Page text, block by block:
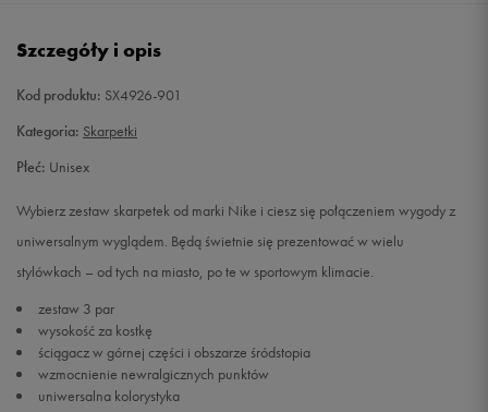
46-50
Szczegóły i opis
Kod produktu: SX4926-901
Kategoria: Skarpetki
Płeć: Unisex
Wybierz zestaw skarpetek od marki Nike i ciesz się połączeniem wygody z
uniwersalnym wyglądem. Będą świetnie się prezentować w wielu
stylówkach – od tych na miasto, po te w sportowym klimacie.
zestaw 3 par
wysokość za kostkę
ściągacz w górnej części i obszarze śródstopia
wzmocnienie newralgicznych punktów
uniwersalna kolorystyka